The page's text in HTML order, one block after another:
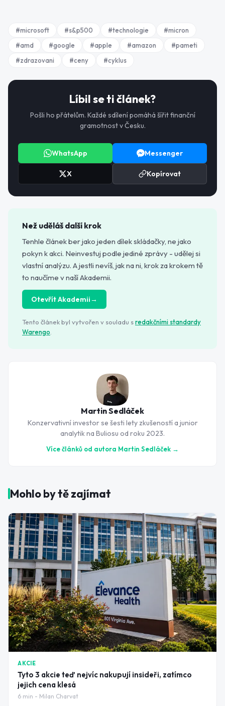
#microsoft #s&p500 #technologie #micron
#amd #google #apple #amazon #pameti
#zdrazovani #ceny #cyklus
Líbil se ti článek?
Pošli ho přátelům. Každé sdílení pomáhá šířit finanční
gramotnost v Česku.
WhatsApp Messenger
X Kopírovat
Než uděláš další krok
Tenhle článek ber jako jeden dílek skládačky, ne jako
pokyn k akci. Neinvestuj podle jediné zprávy - udělej si
vlastní analýzu. A jestli nevíš, jak na ni, krok za krokem tě
to naučíme v naší Akademii.
Otevřít Akademii→
Tento článek byl vytvořen v souladu sredakčními standardy
Warengo
Martin Sedláček
Konzervativní investor se šesti lety zkušeností a junior
analytik na Buliosu od roku 2023.
Více článků od autora Martin Sedláček →
Mohlo by tě zajímat
AKCIE
Tyto 3 akcie teď nejvíc nakupují insideři, zatímco
jejich cena klesá
6 min - Milan Charvat